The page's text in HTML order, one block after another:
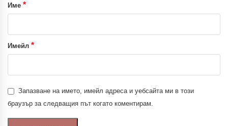
Име *
Имейл *
Запазване на името, имейл адреса и уебсайта ми в този
браузър за следващия път когато коментирам.